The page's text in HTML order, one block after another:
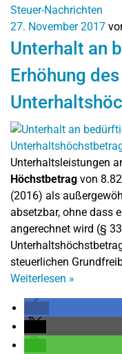
Steuer-Nachrichten
27. November 2017
Unterhalt an
Erhöhung des
Unterhaltsleistungen
Höchstbetrag von
(2016) als
absetzbar, ohne dass
angerechnet wird (§
steuerlichen
Weiterlesen »